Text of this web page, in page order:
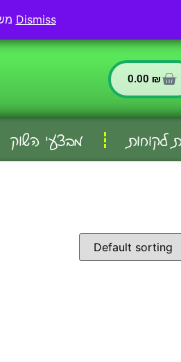
Dismiss
0.00 ₪
מבצעי השוק לקוחות